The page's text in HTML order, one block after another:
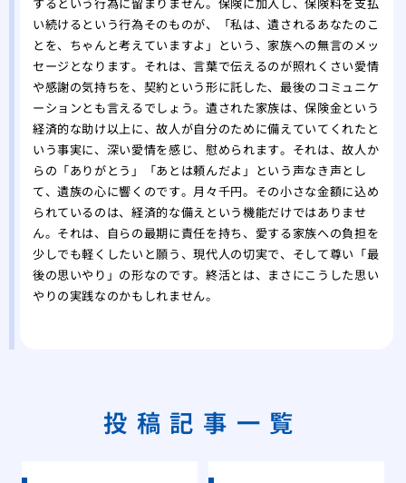
い続けるという行為そのものが、「私は、遺されるあなたのこ
とを、ちゃんと考えていますよ」という、家族への無言のメッ
セージとなります。それは、言葉で伝えるのが照れくさい愛情
や感謝の気持ちを、契約という形に託した、最後のコミュニケ
ーションとも言えるでしょう。遺された家族は、保険金という
経済的な助け以上に、故人が自分のために備えていてくれたと
いう事実に、深い愛情を感じ、慰められます。それは、故人か
らの「ありがとう」「あとは頼んだよ」という声なき声とし
て、遺族の心に響くのです。月々千円。その小さな金額に込め
られているのは、経済的な備えという機能だけではありませ
ん。それは、自らの最期に責任を持ち、愛する家族への負担を
少しでも軽くしたいと願う、現代人の切実で、そして尊い「最
後の思いやり」の形なのです。終活とは、まさにこうした思い
やりの実践なのかもしれません。
投稿記事一覧